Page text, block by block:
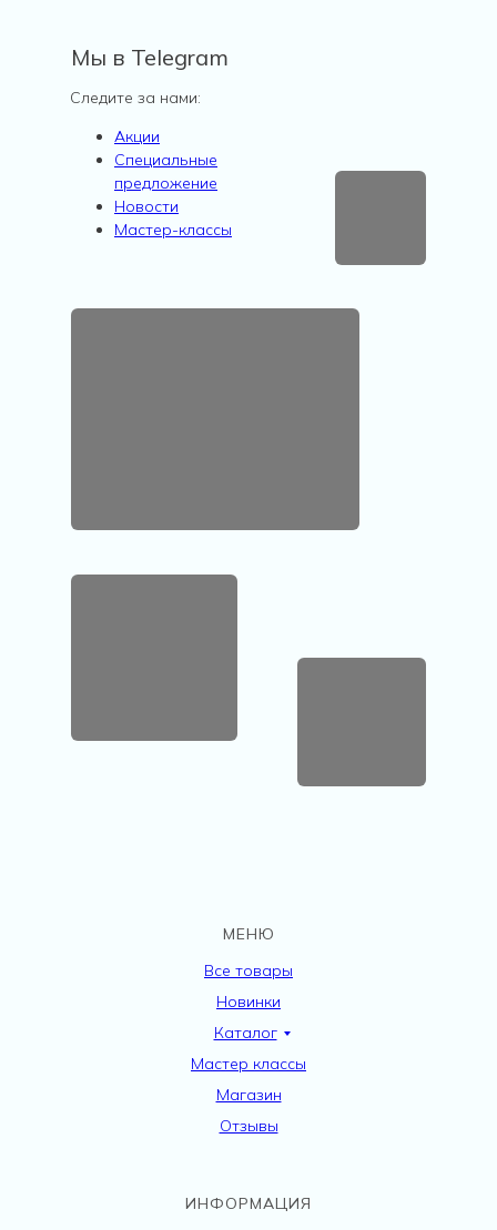
Следите за нами:
Акции
Специальные
предложение
Новости
Мастер-классы
Мы в Telegram
МЕНЮ
Все товары
Новинки
Каталог
Мастер классы
Магазин
Отзывы
ИНФОРМАЦИЯ